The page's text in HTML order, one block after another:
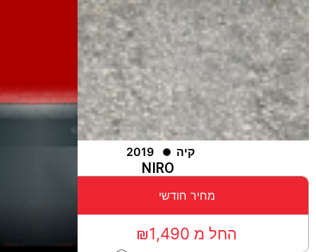
קיה 2019
NIRO
מחיר חודשי
החל מ ₪1,490